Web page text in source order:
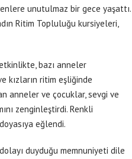
unutulmaz bir gece yaşattı.
Ritim Topluluğu kursiyeleri,
bazı anneler
kızların ritim eşliğinde
anneler ve çocuklar, sevgi ve
zenginleştirdi. Renkli
eğlendi.
duyduğu memnuniyeti dile